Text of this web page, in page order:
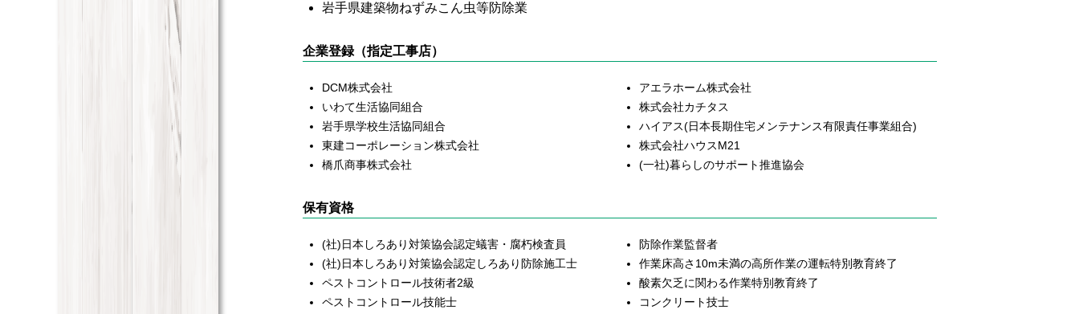
岩手県建築物ねずみこん虫等防除業
企業登録（指定工事店）
DCM株式会社
いわて生活協同組合
岩手県学校生活協同組合
東建コーポレーション株式会社
橋爪商事株式会社
アエラホーム株式会社
株式会社カチタス
ハイアス(日本長期住宅メンテナンス有限責任事業組合)
株式会社ハウスM21
(一社)暮らしのサポート推進協会
保有資格
(社)日本しろあり対策協会認定蟻害・腐朽検査員
(社)日本しろあり対策協会認定しろあり防除施工士
ペストコントロール技術者2級
ペストコントロール技能士
防除作業監督者
作業床高さ10m未満の高所作業の運転特別教育終了
酸素欠乏に関わる作業特別教育終了
コンクリート技士